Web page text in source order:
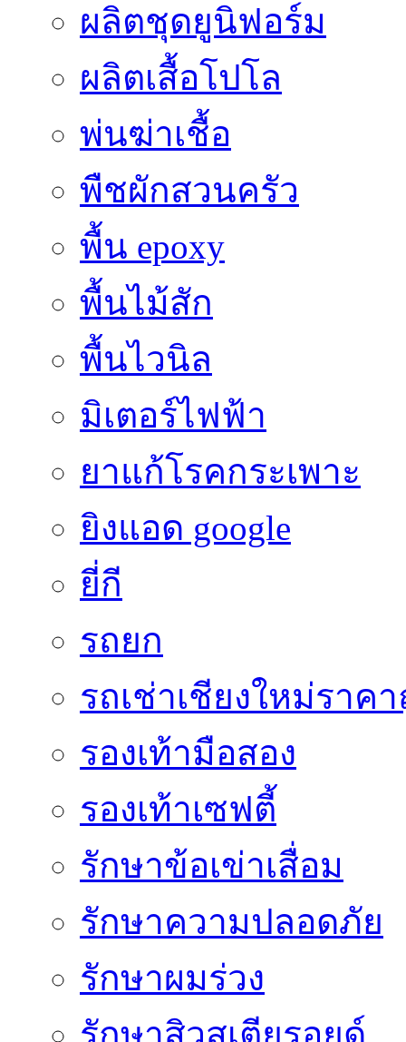
ผลิตชุดยูนิฟอร์ม
ผลิตเสื้อโปโล
พ่นฆ่าเชื้อ
พืชผักสวนครัว
พื้น epoxy
พื้นไม้สัก
พื้นไวนิล
มิเตอร์ไฟฟ้า
ยาแก้โรคกระเพาะ
ยิงแอด google
ยี่กี
รถยก
รถเช่าเชียงใหม่ราค
รองเท้ามือสอง
รองเท้าเซฟตี้
รักษาข้อเข่าเสื่อม
รักษาความปลอดภัย
รักษาผมร่วง